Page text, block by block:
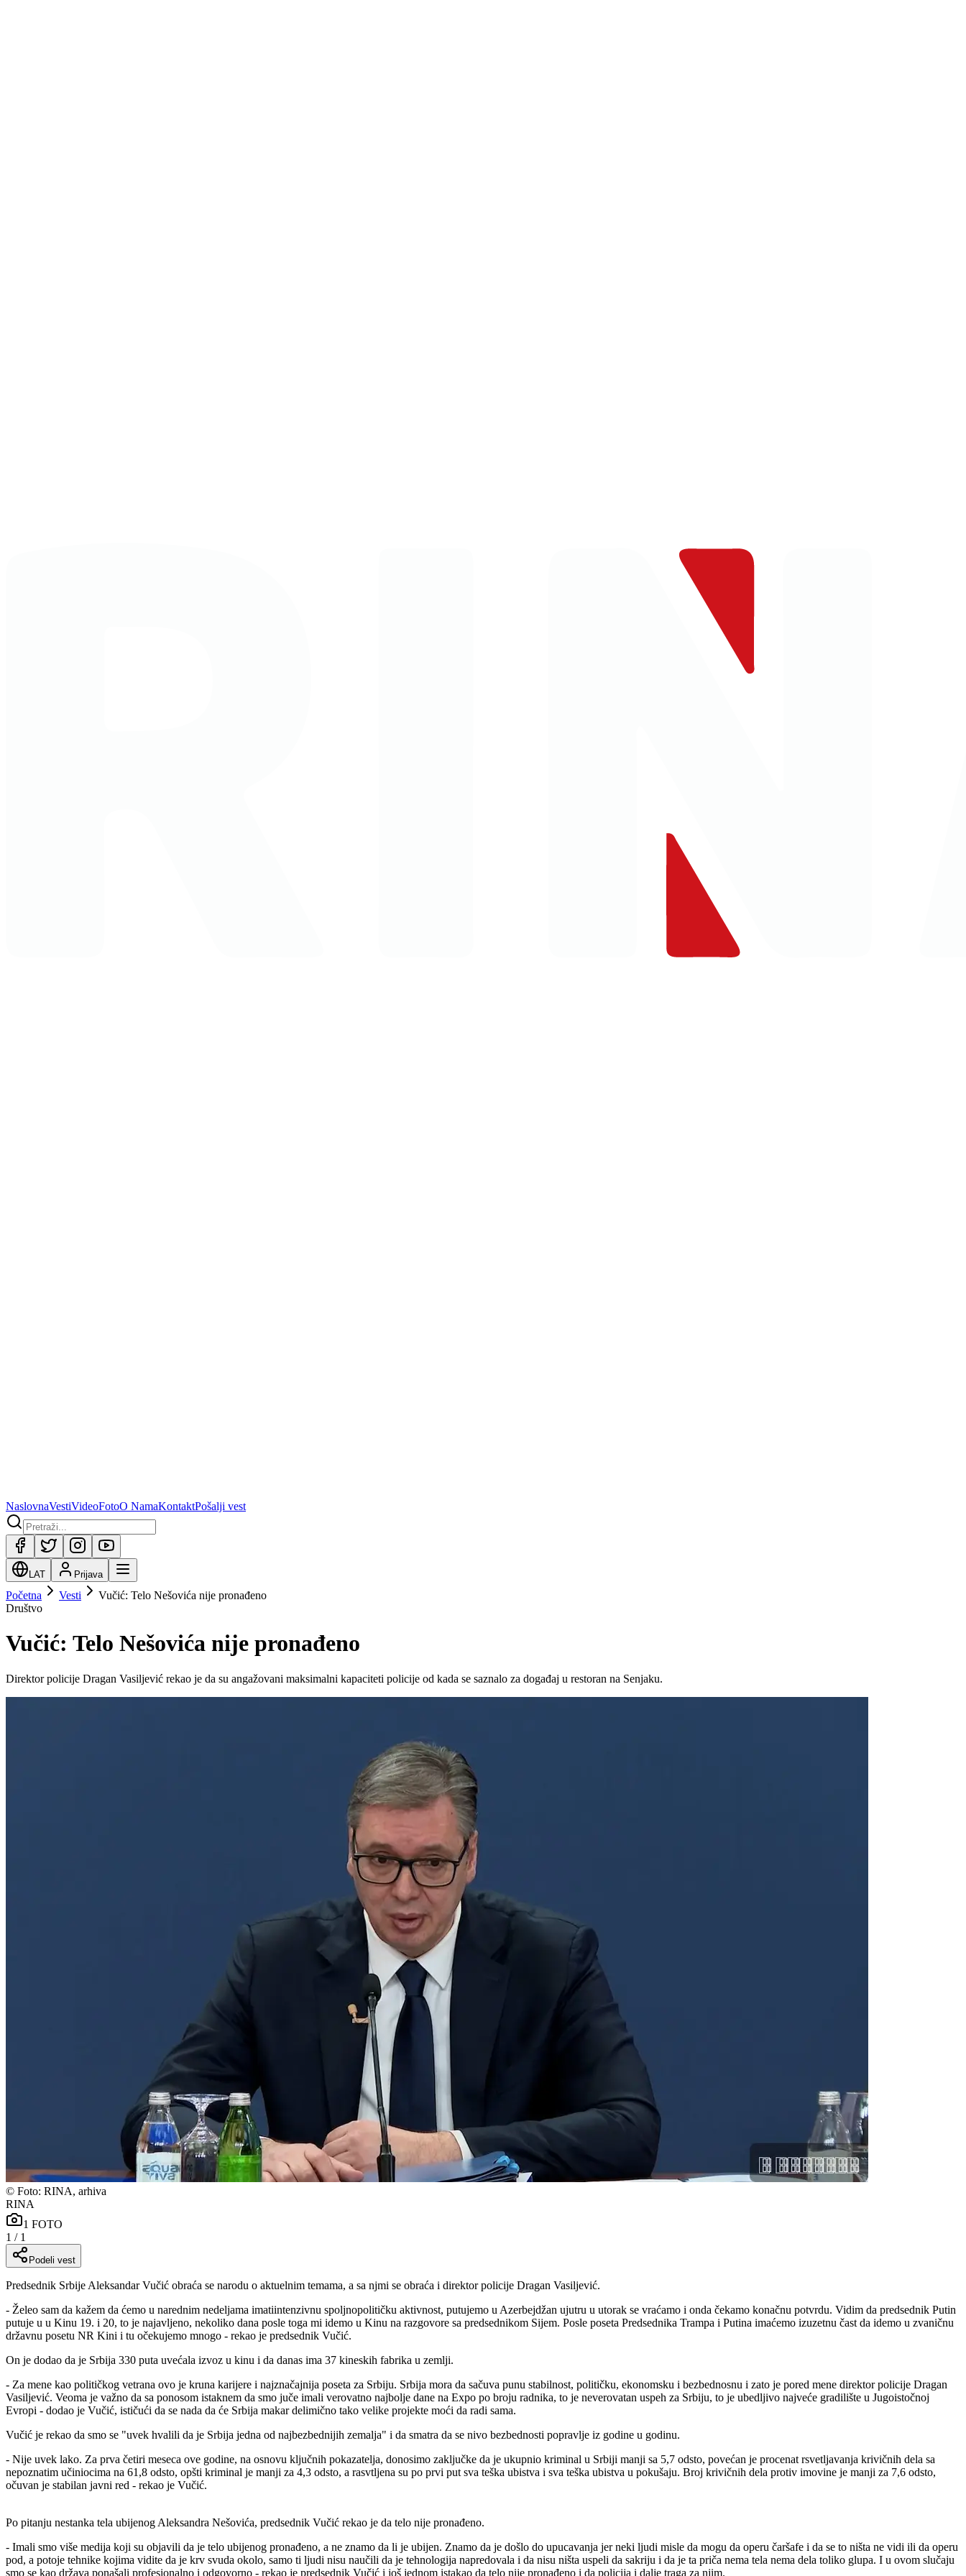
NaslovnaVestiVideoFotoO NamaKontaktPošalji vest
LAT Prijava
Početna Vesti
Vučić: Telo Nešovića nije pronađeno
Društvo
Vučić: Telo Nešovića nije pronađeno
Direktor policije Dragan Vasiljević rekao je da su angažovani maksimalni kapaciteti policije od kada se saznalo za događaj u restoran na Senjaku.
© Foto: RINA, arhiva
RINA
1 FOTO
1 / 1
Podeli vest
Predsednik Srbije Aleksandar Vučić obraća se narodu o aktuelnim temama, a sa njmi se obraća i direktor policije Dragan Vasiljević.
- Želeo sam da kažem da ćemo u narednim nedeljama imatiintenzivnu spoljnopolitičku aktivnost, putujemo u Azerbejdžan ujutru u utorak se vraćamo i onda čekamo konačnu potvrdu. Vidim da predsednik Putin
putuje u u Kinu 19. i 20, to je najavljeno, nekoliko dana posle toga mi idemo u Kinu na razgovore sa predsednikom Sijem. Posle poseta Predsednika Trampa i Putina imaćemo izuzetnu čast da idemo u zvaničnu
državnu posetu NR Kini i tu očekujemo mnogo - rekao je predsednik Vučić.
On je dodao da je Srbija 330 puta uvećala izvoz u kinu i da danas ima 37 kineskih fabrika u zemlji.
- Za mene kao političkog vetrana ovo je kruna karijere i najznačajnija poseta za Srbiju. Srbija mora da sačuva punu stabilnost, političku, ekonomsku i bezbednosnu i zato je pored mene direktor policije Dragan
Vasiljević. Veoma je važno da sa ponosom istaknem da smo juče imali verovatno najbolje dane na Expo po broju radnika, to je neverovatan uspeh za Srbiju, to je ubedljivo najveće gradilište u Jugoistočnoj
Evropi - dodao je Vučić, ističući da se nada da će Srbija makar delimično tako velike projekte moći da radi sama.
Vučić je rekao da smo se "uvek hvalili da je Srbija jedna od najbezbednijih zemalja" i da smatra da se nivo bezbednosti popravlje iz godine u godinu.
- Nije uvek lako. Za prva četiri meseca ove godine, na osnovu ključnih pokazatelja, donosimo zaključke da je ukupnio kriminal u Srbiji manji sa 5,7 odsto, povećan je procenat rsvetljavanja krivičnih dela sa
nepoznatim učiniocima na 61,8 odsto, opšti kriminal je manji za 4,3 odsto, a rasvtljena su po prvi put sva teška ubistva i sva teška ubistva u pokušaju. Broj krivičnih dela protiv imovine je manji za 7,6 odsto,
očuvan je stabilan javni red - rekao je Vučić.
Po pitanju nestanka tela ubijenog Aleksandra Nešovića, predsednik Vučić rekao je da telo nije pronađeno.
- Imali smo više medija koji su objavili da je telo ubijenog pronađeno, a ne znamo da li je ubijen. Znamo da je došlo do upucavanja jer neki ljudi misle da mogu da operu čaršafe i da se to ništa ne vidi ili da operu
pod, a potoje tehnike kojima vidite da je krv svuda okolo, samo ti ljudi nisu naučili da je tehnologija napredovala i da nisu ništa uspeli da sakriju i da je ta priča nema tela nema dela toliko glupa. I u ovom slučaju
smo se kao država ponašali profesionalno i odgovorno - rekao je predsednik Vučić i još jednom istakao da telo nije pronađeno i da policija i dalje traga za njim.